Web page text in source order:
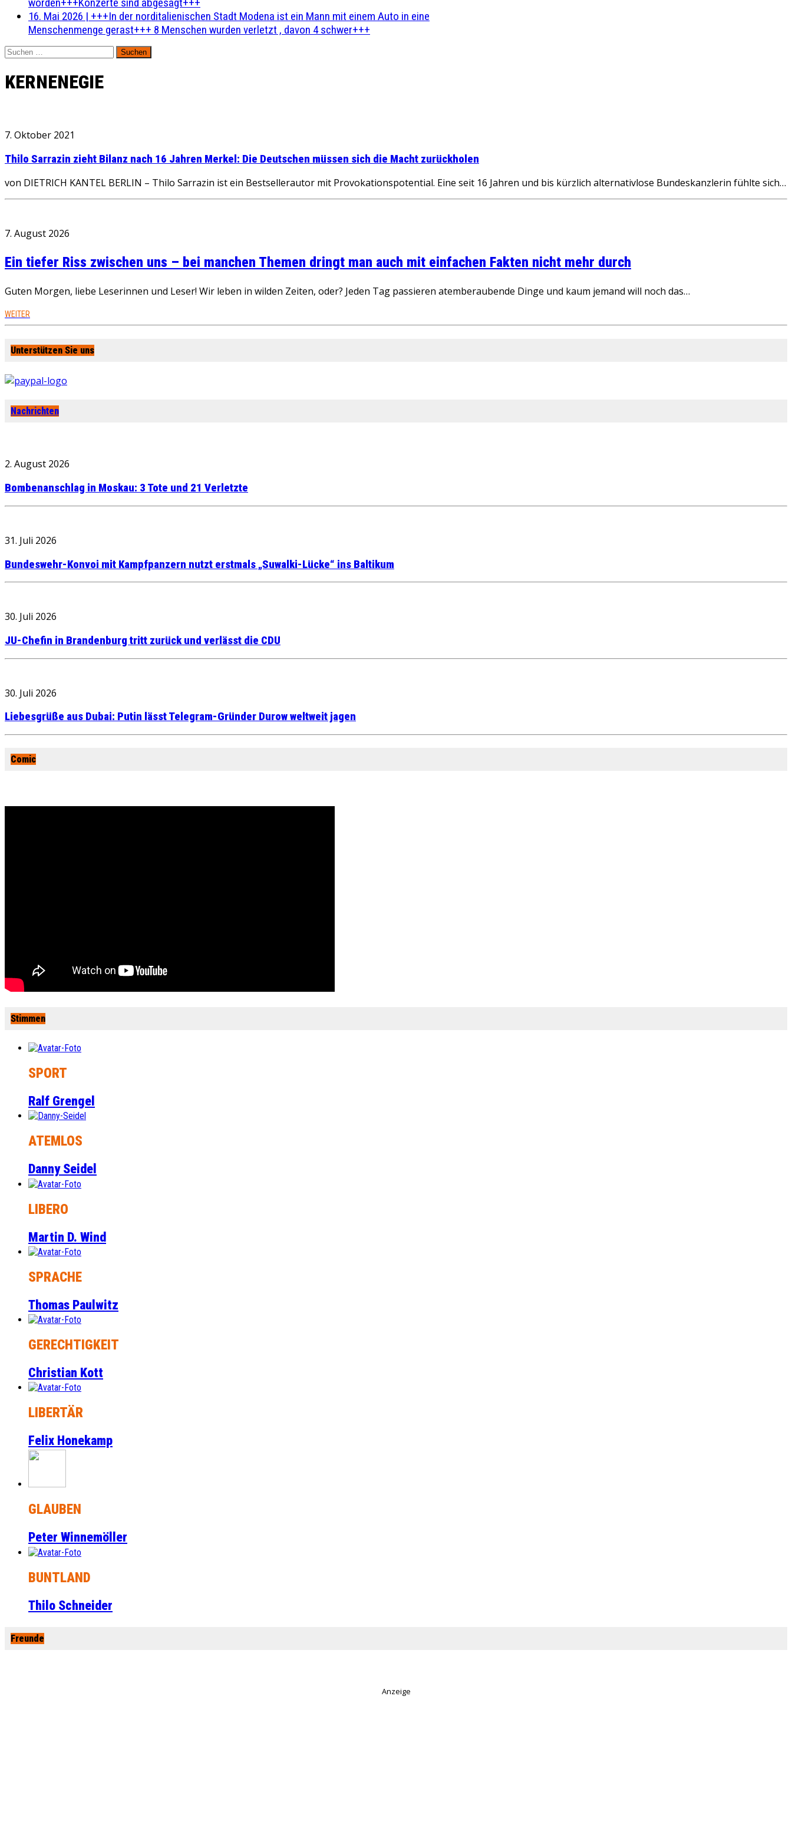
16. Mai 2026 | +++In der norditalienischen Stadt Modena ist ein Mann mit einem Auto in eine
Menschenmenge gerast+++ 8 Menschen wurden verletzt , davon 4 schwer+++
Suchen
nach:
KERNENEGIE
7. Oktober 2021
Thilo Sarrazin zieht Bilanz nach 16 Jahren Merkel: Die Deutschen müssen sich die Macht zurückholen
von DIETRICH KANTEL BERLIN – Thilo Sarrazin ist ein Bestsellerautor mit Provokationspotential. Eine seit 16 Jahren und bis kürzlich alternativlose Bundeskanzlerin fühlte sich…
7. August 2026
Ein tiefer Riss zwischen uns – bei manchen Themen dringt man auch mit einfachen Fakten nicht mehr durch
Guten Morgen, liebe Leserinnen und Leser! Wir leben in wilden Zeiten, oder? Jeden Tag passieren atemberaubende Dinge und kaum jemand will noch das…
WEITER
Unterstützen Sie uns
Nachrichten
2. August 2026
Bombenanschlag in Moskau: 3 Tote und 21 Verletzte
31. Juli 2026
Bundeswehr-Konvoi mit Kampfpanzern nutzt erstmals „Suwalki-Lücke“ ins Baltikum
30. Juli 2026
JU-Chefin in Brandenburg tritt zurück und verlässt die CDU
30. Juli 2026
Liebesgrüße aus Dubai: Putin lässt Telegram-Gründer Durow weltweit jagen
Comic
Stimmen
SPORT
Ralf Grengel
ATEMLOS
Danny Seidel
LIBERO
Martin D. Wind
SPRACHE
Thomas Paulwitz
GERECHTIGKEIT
Christian Kott
LIBERTÄR
Felix Honekamp
GLAUBEN
Peter Winnemöller
BUNTLAND
Thilo Schneider
Freunde
Anzeige